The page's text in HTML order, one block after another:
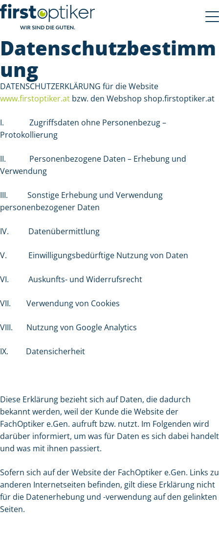
Datenschutzbestimm
ung
DATENSCHUTZERKLÄRUNG für die Website
www.firstoptiker.at bzw. den Webshop shop.firstoptiker.at
I. Zugriffsdaten ohne Personenbezug –
Protokollierung
II. Personenbezogene Daten – Erhebung und
Verwendung
III. Sonstige Erhebung und Verwendung
personenbezogener Daten
IV. Datenübermittlung
V. Einwilligungsbedürftige Nutzung von Daten
VI. Auskunfts- und Widerrufsrecht
VII. Verwendung von Cookies
VIII. Nutzung von Google Analytics
IX. Datensicherheit
Diese Erklärung bezieht sich auf Daten, die dadurch
bekannt werden, weil der Kunde die Website der
FachOptiker e.Gen. aufruft bzw. nutzt. Im Folgenden wird
darüber informiert, um was für Daten es sich dabei handelt
und was mit ihnen passiert.
Sofern sich auf der Website der FachOptiker e.Gen. Links zu
anderen Internetseiten befinden, gilt diese Erklärung nicht
für die Datenerhebung und -verwendung auf den gelinkten
Seiten.